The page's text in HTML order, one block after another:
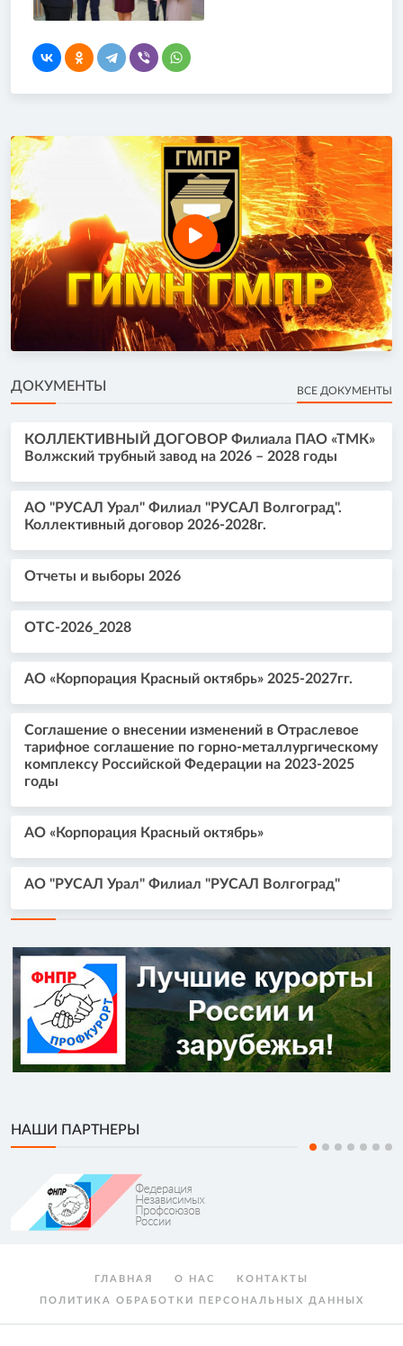
ДОКУМЕНТЫ ВСЕ ДОКУМЕНТЫ
КОЛЛЕКТИВНЫЙ ДОГОВОР Филиала ПАО «ТМК»
Волжский трубный завод на 2026 – 2028 годы
АО "РУСАЛ Урал" Филиал "РУСАЛ Волгоград".
Коллективный договор 2026-2028г.
Отчеты и выборы 2026
OTС-2026_2028
АО «Корпорация Красный октябрь» 2025-2027гг.
Соглашение о внесении изменений в Отраслевое
тарифное соглашение по горно-металлургическому
комплексу Российской Федерации на 2023-2025
годы
АО «Корпорация Красный октябрь»
АО "РУСАЛ Урал" Филиал "РУСАЛ Волгоград"
НАШИ ПАРТНЕРЫ
ГЛАВНАЯ О НАС КОНТАКТЫ
ПОЛИТИКА ОБРАБОТКИ ПЕРСОНАЛЬНЫХ ДАННЫХ